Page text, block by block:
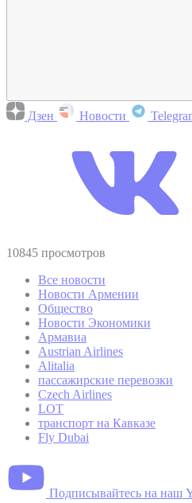
Дзен Новости
10845 просмотров
Все новости
Новости Армении
Общество
Новости Экономики
Армавиа
Austrian Airlines
Alitalia
пассажирские перевозки
Czech Airlines
LOT
транспорт на Кавказе
Fly Dubai
Подписывайтесь на наш